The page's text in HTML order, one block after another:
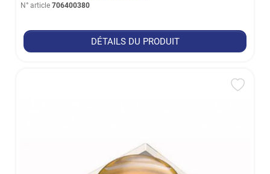
N° article 706400380
DÉTAILS DU PRODUIT